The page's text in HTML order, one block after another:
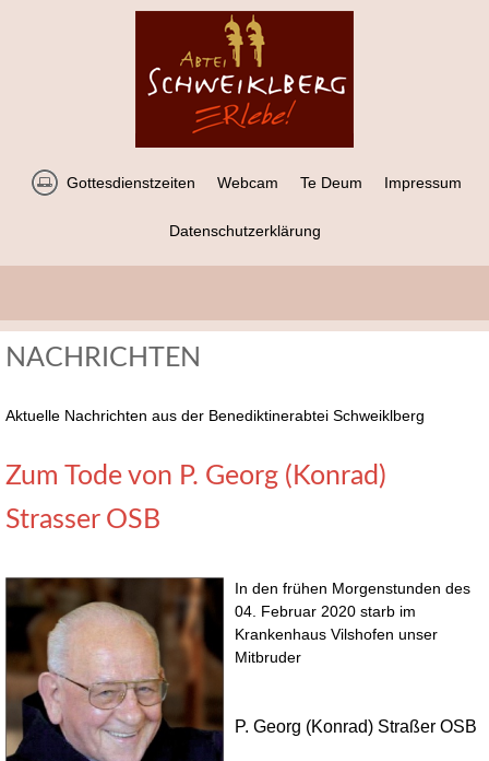
Gottesdienstzeiten Webcam Te Deum Impressum
Datenschutzerklärung
NACHRICHTEN
Aktuelle Nachrichten aus der Benediktinerabtei Schweiklberg
Zum Tode von P. Georg (Konrad)
Strasser OSB
In den frühen Morgenstunden des
04. Februar 2020 starb im
Krankenhaus Vilshofen unser
Mitbruder
P. Georg (Konrad) Straßer OSB